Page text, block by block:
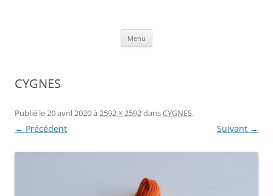
Menu
CYGNES
Publié le20 avril 2020à 2592 × 2592dansCYGNES.
← Précédent Suivant →